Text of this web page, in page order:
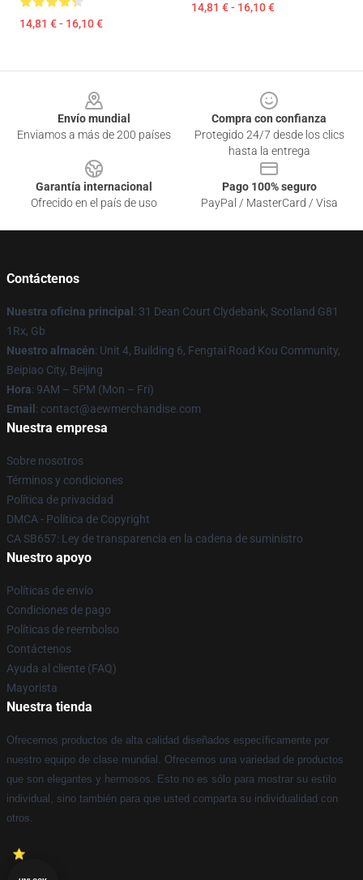
14,81 € - 16,10 €
14,81 € - 16,10 €
Envío mundial
Enviamos a más de 200 países
Compra con confianza
Protegido 24/7 desde los clics
hasta la entrega
Garantía internacional
Ofrecido en el país de uso
Pago 100% seguro
PayPal / MasterCard / Visa
Contáctenos
Nuestra oficina principal : 31 Dean Court Clydebank, Scotland G81
1Rx, Gb
Nuestro almacén: Unit 4, Building 6, Fengtai Road Kou Community,
Beipiao City, Beijing
Hora: 9AM – 5PM (Mon – Fri)
Email : contact@aewmerchandise.com
Nuestra empresa
Sobre nosotros
Términos y condiciones
Política de privacidad
DMCA - Política de Copyright
CA SB657: Ley de transparencia en la cadena de suministro
Nuestro apoyo
Políticas de envío
Condiciones de pago
Políticas de reembolso
Contáctenos
Ayuda al cliente (FAQ)
Mayorista
Nuestra tienda
Ofrecemos productos de alta calidad diseñados específicamente por
nuestro equipo de clase mundial. Ofrecemos una variedad de productos
que son elegantes y hermosos. Esto no es sólo para mostrar su estilo
individual, sino también para que usted comparta su individualidad con
otros.